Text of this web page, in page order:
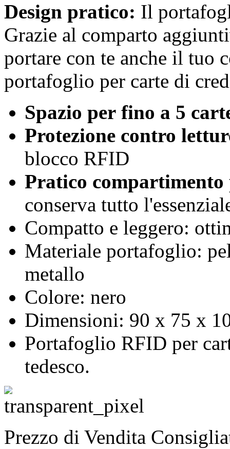
Design pratico: Il
Grazie al comparto
portare con te anche il tuo
portafoglio per carte di
Spazio per fino a 5
Protezione contro
blocco RFID
Pratico compartimento
conserva tutto
Compatto e leggero:
Materiale portafoglio:
metallo
Colore: nero
Dimensioni: 90 x 75 x
Portafoglio RFID per
tedesco.
Prezzo di Vendita